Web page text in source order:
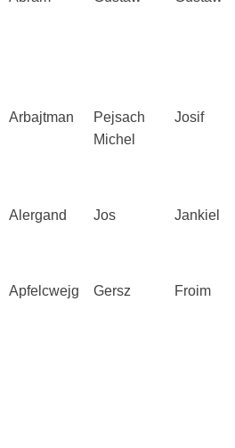
Arbajtman
Pejsach
Michel
Josif
Alergand Jos Jankiel
Apfelcwejg Gersz Froim